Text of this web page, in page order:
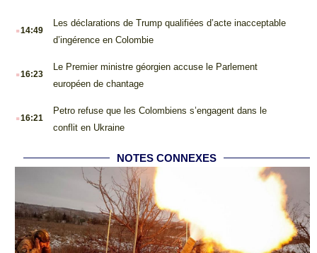
.14:49
Les déclarations de Trump qualifiées d’acte inacceptable
d’ingérence en Colombie
.16:23
Le Premier ministre géorgien accuse le Parlement
européen de chantage
.16:21
Petro refuse que les Colombiens s’engagent dans le
conflit en Ukraine
NOTES CONNEXES